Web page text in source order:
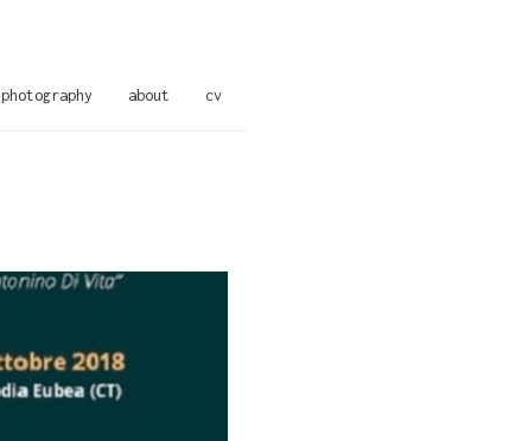
photography about cv